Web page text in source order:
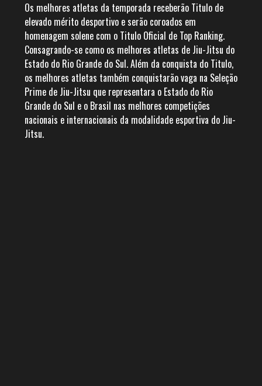
Os melhores atletas da temporada receberão Titulo de
elevado mérito desportivo e serão coroados em
homenagem solene com o Titulo Oficial de Top Ranking.
Consagrando-se como os melhores atletas de Jiu-Jitsu do
Estado do Rio Grande do Sul. Além da conquista do Titulo,
os melhores atletas também conquistarão vaga na Seleção
Prime de Jiu-Jitsu que representara o Estado do Rio
Grande do Sul e o Brasil nas melhores competições
nacionais e internacionais da modalidade esportiva do Jiu-
Jitsu.